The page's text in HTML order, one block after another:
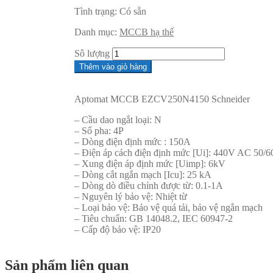
Tình trạng: Có sẵn
Danh mục: MCCB hạ thế
Sô lượng
Thêm vào giỏ hàng
Aptomat MCCB EZCV250N4150 Schneider
– Cầu dao ngắt loại: N
– Số pha: 4P
– Dòng điện định mức : 150A
– Điện áp cách điện định mức [Ui]: 440V AC 50/
– Xung điện áp định mức [Uimp]: 6kV
– Dòng cắt ngắn mạch [Icu]: 25 kA
– Dòng dò điều chỉnh được từ: 0.1-1A
– Nguyên lý bảo vệ: Nhiệt từ
– Loại bảo vệ: Bảo vệ quá tải, bảo vệ ngắn mạch
– Tiêu chuẩn: GB 14048.2, IEC 60947-2
– Cấp độ bảo vệ: IP20
Sản phẩm liên quan